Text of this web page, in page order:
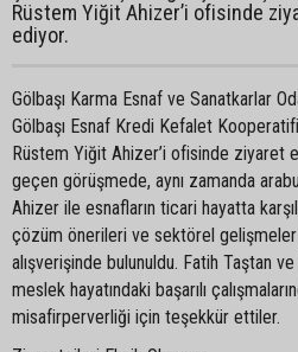
Rüstem Yiğit Ahizer’i ofisinde
ediyor.
Gölbaşı Karma Esnaf ve Sanatkarlar
Gölbaşı Esnaf Kredi Kefalet
Rüstem Yiğit Ahizer’i ofisinde ziyaret
geçen görüşmede, aynı zamanda
Ahizer ile esnafların ticari hayatta
çözüm önerileri ve sektörel
alışverişinde bulunuldu. Fatih Taştan
meslek hayatındaki başarılı
misafirperverliği için teşekkür ettiler.